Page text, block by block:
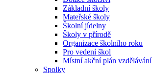
Základní školy
Mateřské školy
Školní jídelny
Školy v přírodě
Organizace školního roku
Pro vedení škol
Místní akční plán vzdělávání
Spolky